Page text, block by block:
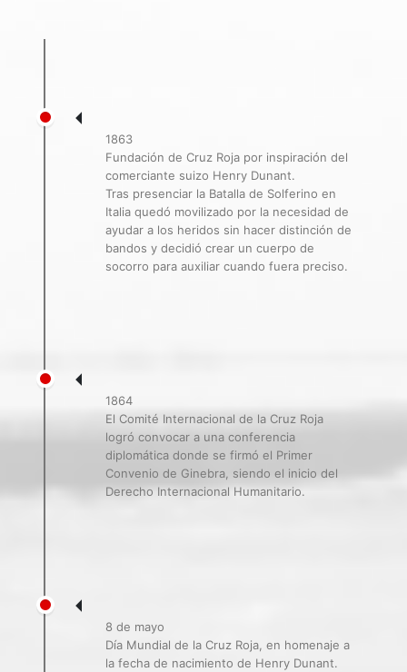
1863
Fundación de Cruz Roja por inspiración del
comerciante suizo Henry Dunant.
Tras presenciar la Batalla de Solferino en
Italia quedó movilizado por la necesidad de
ayudar a los heridos sin hacer distinción de
bandos y decidió crear un cuerpo de
socorro para auxiliar cuando fuera preciso.
1864
El Comité Internacional de la Cruz Roja
logró convocar a una conferencia
diplomática donde se firmó el Primer
Convenio de Ginebra, siendo el inicio del
Derecho Internacional Humanitario.
8 de mayo
Día Mundial de la Cruz Roja, en homenaje a
la fecha de nacimiento de Henry Dunant.